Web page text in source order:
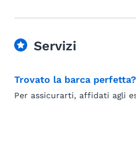
Servizi
Trovato la barca perfetta?
Per assicurarti, affidati agli